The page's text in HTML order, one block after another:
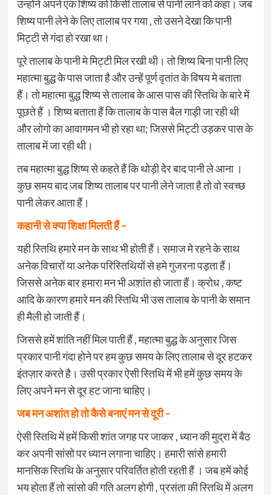
उन्होंने अपने एक शिष्य को किसी तालाब से पानी लाने को कहा। जब
शिष्य पानी लेने के लिए तालाब पर गया , तो उसने देखा कि पानी
मिट्टी से गंदा हो रखा था।
पूरे तालाब के पानी मे मिट्टी मिल रखी थी। तो शिष्य बिना पानी लिए
महात्मा बुद्ध के पास जाता है और उन्हें पूर्ण वृतांत के विषय मे बताता
हैं। तो महात्मा बुद्ध शिष्य से तालाब के आस पास की स्तिथि के बारे में
पूछते हैं । शिष्य बताता हैं कि तालाब के पास बैल गाड़ी जा रही थी
और लोगो का आवागमन भी हो रहा था; जिससे मिट्टी उड़कर पास के
तालाब में जा रही थी।
तब महात्मा बुद्ध शिष्य से कहते हैं कि थोड़ी देर बाद पानी ले आना ।
कुछ समय बाद जब शिष्य तालाब पर पानी लेने जाता है तो वो स्वच्छ
पानी लेकर आता हैं।
कहानी से क्या शिक्षा मिलती हैं –
यही स्तिथि हमारे मन के साथ भी होती हैं। समाज मे रहने के साथ
अनेक विचारों या अनेक परिस्तिथियों से हमे गुजरना पड़ता हैं।
जिससे अनेक बार हमारा मन भी अशांत हो जाता हैं। क्रोध , कष्ट
आदि के कारण हमारे मन की स्तिथि भी उस तालाब के पानी के समान
ही मैली हो जाती हैं।
जिससे हमें शांति नहीं मिल पाती हैं , महात्मा बुद्ध के अनुसार जिस
प्रकार पानी गंदा होने पर हम कुछ समय के लिए तालाब से दूर हटकर
इंतज़ार करते है। उसी प्रकार ऐसी स्तिथि में भी हमें कुछ समय के
लिए अपने मन से दूर हट जाना चाहिए।
जब मन अशांत हो तो कैसे बनाएं मन से दूरी –
ऐसी स्तिथि में हमें किसी शांत जगह पर जाकर , ध्यान की मुद्रा में बैठ
कर अपनी सांसो पर ध्यान लगाना चाहिए। हमारी सांसे हमारी
मानसिक स्तिथि के अनुसार परिवर्तित होती रहती हैं । जब हमें कोई
भय होता हैं तो सांसो की गति अलग होगी , प्रसंता की स्तिथि में अलग